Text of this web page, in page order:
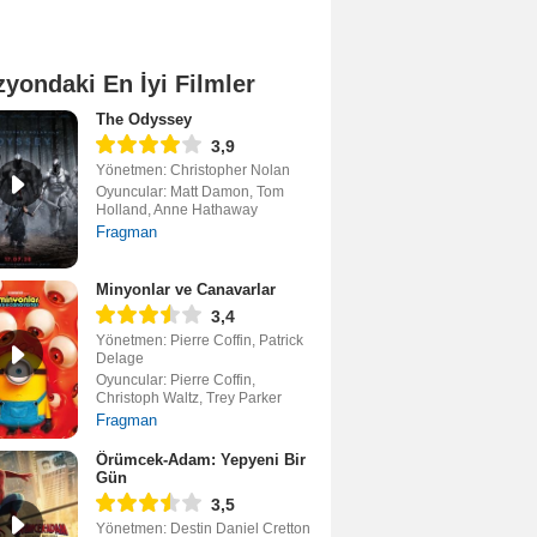
En İyi Filmler
The Odyssey
3,9
Yönetmen: Christopher Nolan
Oyuncular: Matt Damon, Tom
Holland, Anne Hathaway
Fragman
Minyonlar ve Canavarlar
3,4
Yönetmen: Pierre Coffin, Patrick
Delage
Oyuncular: Pierre Coffin,
Christoph Waltz, Trey Parker
Fragman
Örümcek-Adam: Yepyeni Bir
Gün
3,5
Yönetmen: Destin Daniel Cretton